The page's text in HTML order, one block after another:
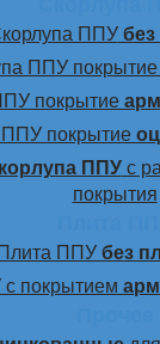
ППУбез
ППУ покрытие
покрытие
ППУ покрытие
ППУс
покрытия
ППУ без
покрытием